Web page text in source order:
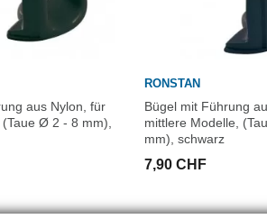
aus Nylon, für
Ø 2 - 8 mm),
RONSTAN
Bügel mit Führung
mittlere Modelle,
mm), schwarz
7,90 CHF